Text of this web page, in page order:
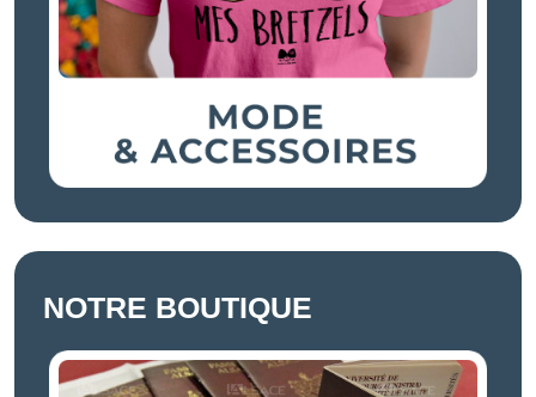
NOTRE BOUTIQUE